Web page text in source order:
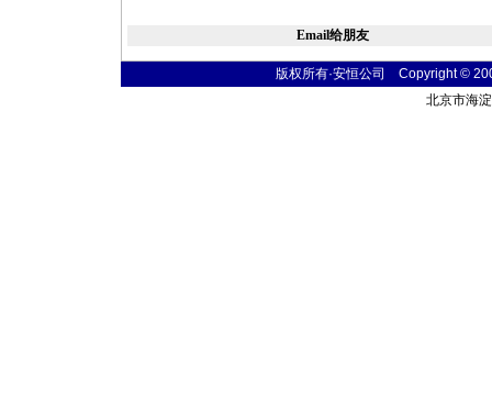
Email给朋友
版权所有·安恒公司 Copyright ©
北京市海